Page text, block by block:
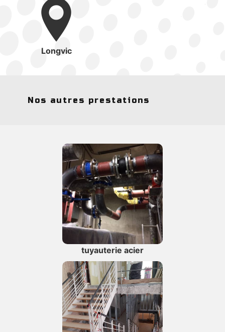
Longvic
Nos autres prestations
tuyauterie acier